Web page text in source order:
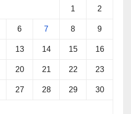
1 2
6 7 8 9
13 14 15 16
20 21 22 23
27 28 29 30